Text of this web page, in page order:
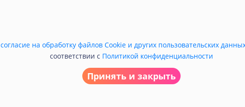
согласие на обработку файлов Cookie и других пользовательских
соответствии с Политикой конфиденциальности
Принять и закрыть